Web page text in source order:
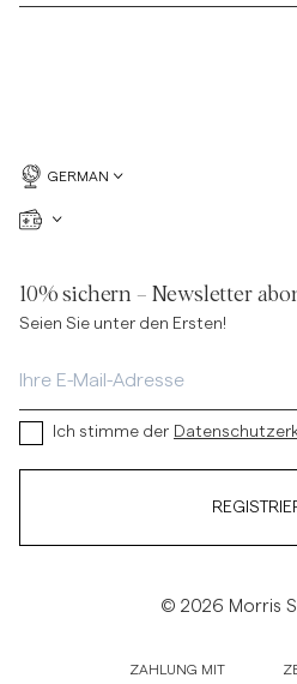
GERMAN
10% sichern – Newsletter
Seien Sie unter den Ersten!
Ich stimme der
© 2026 Morris
ZAHLUNG MIT